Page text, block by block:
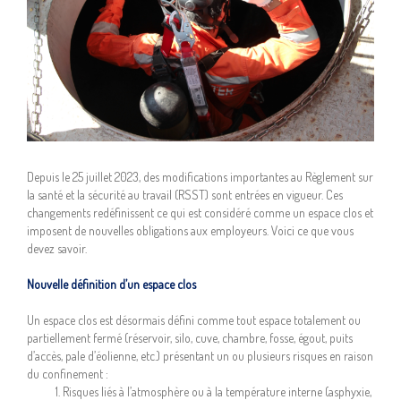
Depuis le 25 juillet 2023, des modifications importantes au Règlement sur
la santé et la sécurité au travail (RSST) sont entrées en vigueur. Ces
changements redéfinissent ce qui est considéré comme un espace clos et
imposent de nouvelles obligations aux employeurs. Voici ce que vous
devez savoir.
Nouvelle définition d’un espace clos
Un espace clos est désormais défini comme tout espace totalement ou
partiellement fermé (réservoir, silo, cuve, chambre, fosse, égout, puits
d’accès, pale d’éolienne, etc.) présentant un ou plusieurs risques en raison
du confinement :
Risques liés à l’atmosphère ou à la température interne (asphyxie,